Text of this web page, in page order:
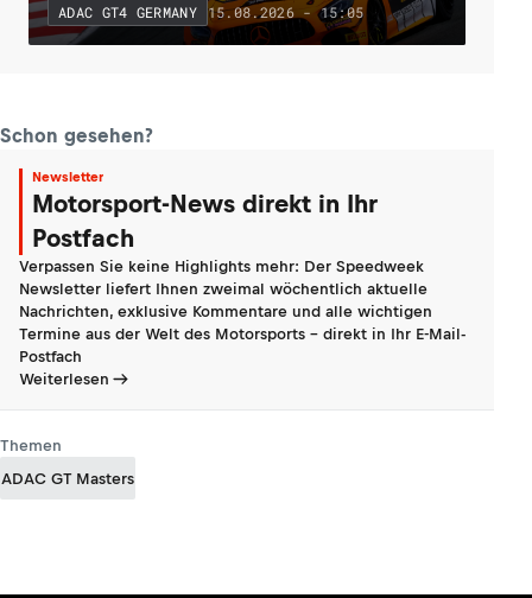
ADAC GT4 GERMANY 15.08.2026 - 15:05
Schon gesehen?
Newsletter
Motorsport-News direkt in Ihr
Postfach
Verpassen Sie keine Highlights mehr: Der Speedweek
Newsletter liefert Ihnen zweimal wöchentlich aktuelle
Nachrichten, exklusive Kommentare und alle wichtigen
Termine aus der Welt des Motorsports - direkt in Ihr E-Mail-
Postfach
Weiterlesen
Themen
ADAC GT Masters